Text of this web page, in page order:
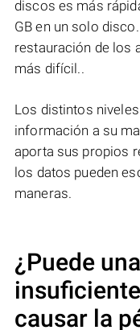
discos es más
GB en un solo
restauración de los
más difícil..
Los distintos
información a su
aporta sus propios
los datos pueden
maneras.
¿Puede
causar la